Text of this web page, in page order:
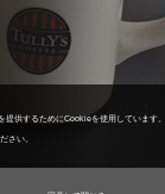
供するためにCookieを使用しています。
さい。